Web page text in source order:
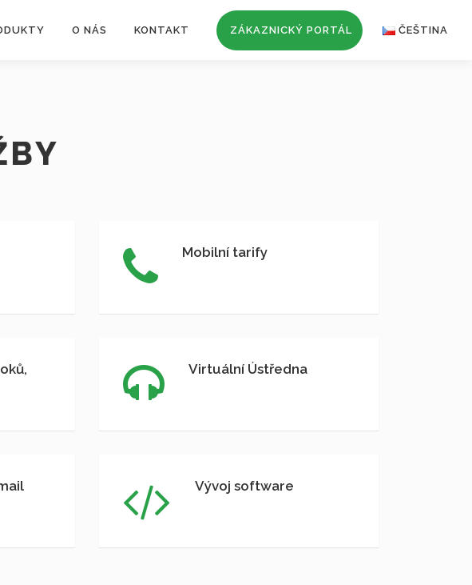
O NÁS KONTAKT ZÁKAZNICKÝ PORTÁL ČEŠTINA
Mobilní tarify
Virtuální Ústředna
Vývoj software